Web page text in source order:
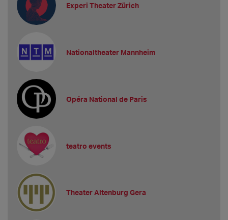
Experi Theater Zürich
Nationaltheater Mannheim
Opéra National de Paris
teatro events
Theater Altenburg Gera